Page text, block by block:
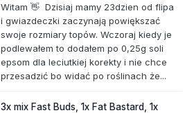
Witam 👋 Dzisiaj mamy 23dzien od flipa
i gwiazdeczki zaczynają powiększać
swoje rozmiary topów. Wczoraj kiedy je
podlewałem to dodałem po 0,25g soli
epsom dla leciutkiej korekty i nie chce
przesadzić bo widać po roślinach że...
3x mix Fast Buds, 1x Fat Bastard, 1x